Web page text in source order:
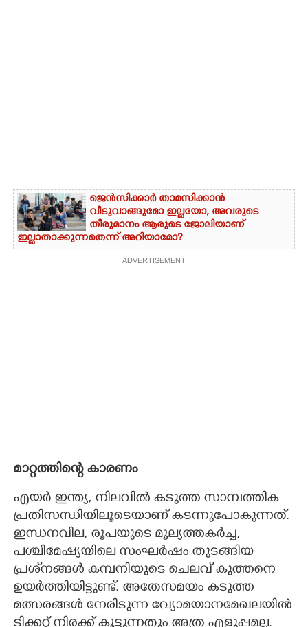
ജെൻസിക്കാർ താമസിക്കാൻ
വീടുവാങ്ങുമോ ഇല്ലയോ, അവരുടെ
തീരുമാനം ആരുടെ ജോലിയാണ്
ഇല്ലാതാക്കുന്നതെന്ന് അറിയാമോ?
ADVERTISEMENT
മാറ്റത്തിന്റെ കാരണം
എയർ ഇന്ത്യ, നിലവിൽ കടുത്ത സാമ്പത്തിക
പ്രതിസന്ധിയിലൂടെയാണ് കടന്നുപോകുന്നത്.
ഇന്ധനവില, രൂപയുടെ മൂല്യത്തകർച്ച,
പശ്ചിമേഷ്യയിലെ സംഘർഷം തുടങ്ങിയ
പ്രശ്‌നങ്ങൾ കമ്പനിയുടെ ചെലവ് കുത്തനെ
ഉയർത്തിയിട്ടുണ്ട്. അതേസമയം കടുത്ത
മത്സരങ്ങൾ നേരിടുന്ന വ്യോമയാനമേഖലയിൽ